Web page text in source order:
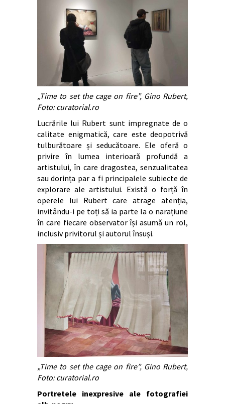
„Time to set the cage on fire”, Gino Rubert,
Foto: curatorial.ro
Lucrările lui Rubert sunt impregnate de o
calitate enigmatică, care este deopotrivă
tulburătoare și seducătoare. Ele oferă o
privire în lumea interioară profundă a
artistului, în care dragostea, senzualitatea
sau dorința par a fi principalele subiecte de
explorare ale artistului. Există o forță în
operele lui Rubert care atrage atenția,
invitându-i pe toți să ia parte la o narațiune
în care fiecare observator își asumă un rol,
inclusiv privitorul și autorul însuși.
„Time to set the cage on fire”, Gino Rubert,
Foto: curatorial.ro
Portretele inexpresive ale fotografiei